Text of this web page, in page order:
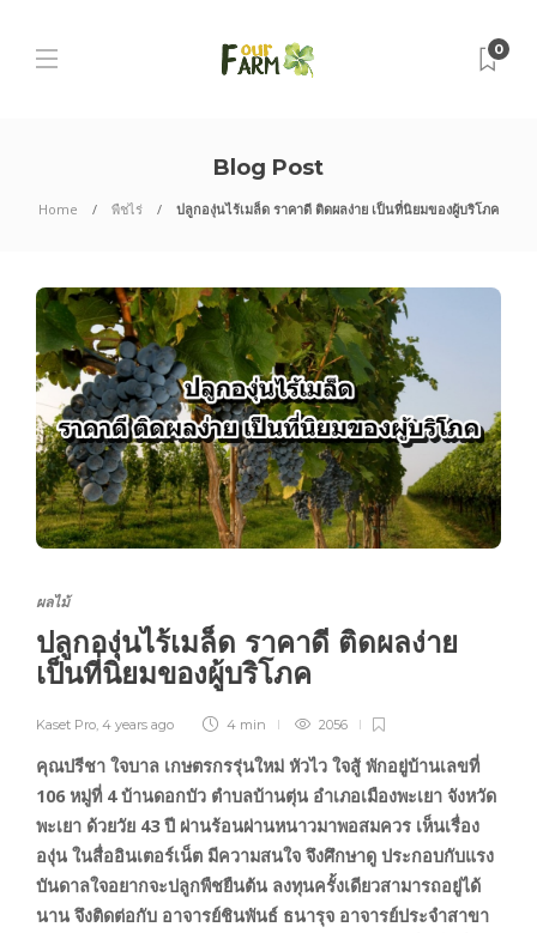
0
Blog Post
Home พืชไร่ ปลูกองุ่นไร้เมล็ด ราคาดี ติดผลง่าย เป็นที่นิยมของผู้บริโภค
ผลไม้
ปลูกองุ่นไร้เมล็ด ราคาดี ติดผลง่าย
เป็นที่นิยมของผู้บริโภค
Kaset Pro, 4 years ago 4 min 2056
คุณปรีชา ใจบาล เกษตรกรรุ่นใหม่ หัวไว ใจสู้ พักอยู่บ้านเลขที่
106 หมู่ที่ 4 บ้านดอกบัว ตำบลบ้านตุ่น อำเภอเมืองพะเยา จังหวัด
พะเยา ด้วยวัย 43 ปี ผ่านร้อนผ่านหนาวมาพอสมควร เห็นเรื่อง
องุ่น ในสื่ออินเตอร์เน็ต มีความสนใจ จึงศึกษาดู ประกอบกับแรง
บันดาลใจอยากจะปลูกพืชยืนต้น ลงทุนครั้งเดียวสามารถอยู่ได้
นาน จึงติดต่อกับ อาจารย์ชินพันธ์ ธนารุจ อาจารย์ประจำสาขา